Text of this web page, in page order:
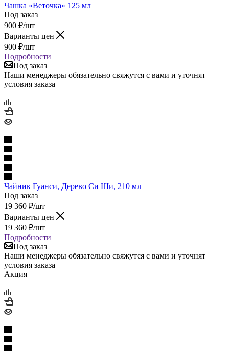
Чашка «Веточка» 125 мл
Под заказ
900 ₽/шт
Варианты цен
900 ₽/шт
Подробности
Под заказ
Наши менеджеры обязательно свяжутся с вами и уточнят
условия заказа
Чайник Гуанси, Дерево Си Ши, 210 мл
Под заказ
19 360 ₽/шт
Варианты цен
19 360 ₽/шт
Подробности
Под заказ
Наши менеджеры обязательно свяжутся с вами и уточнят
условия заказа
Акция